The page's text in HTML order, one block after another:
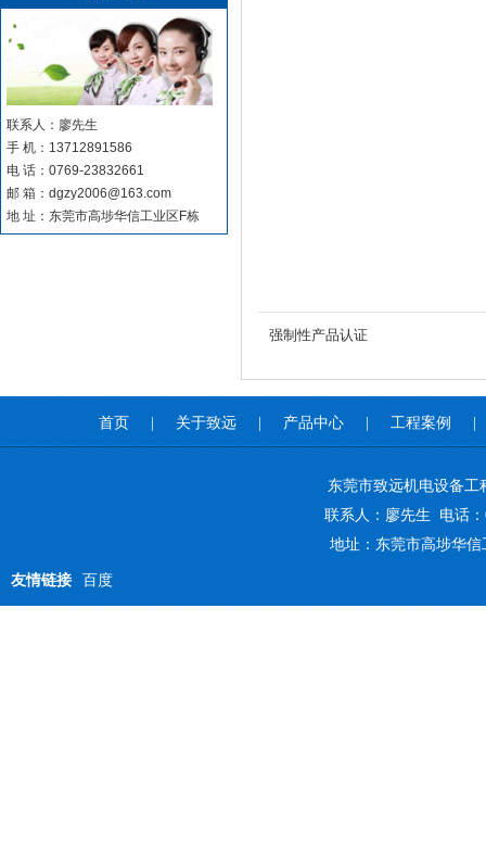
联系人：廖先生
手 机：13712891586
电 话：0769-23832661
邮 箱：dgzy2006@163.com
地 址：东莞市高埗华信工业区F栋
强制性产品认证
首页 关于致远 产品中心 工程案例
东莞市致远机电设备工
联系人：廖先生 电话：
地址：东莞市高埗华
友情链接 百度